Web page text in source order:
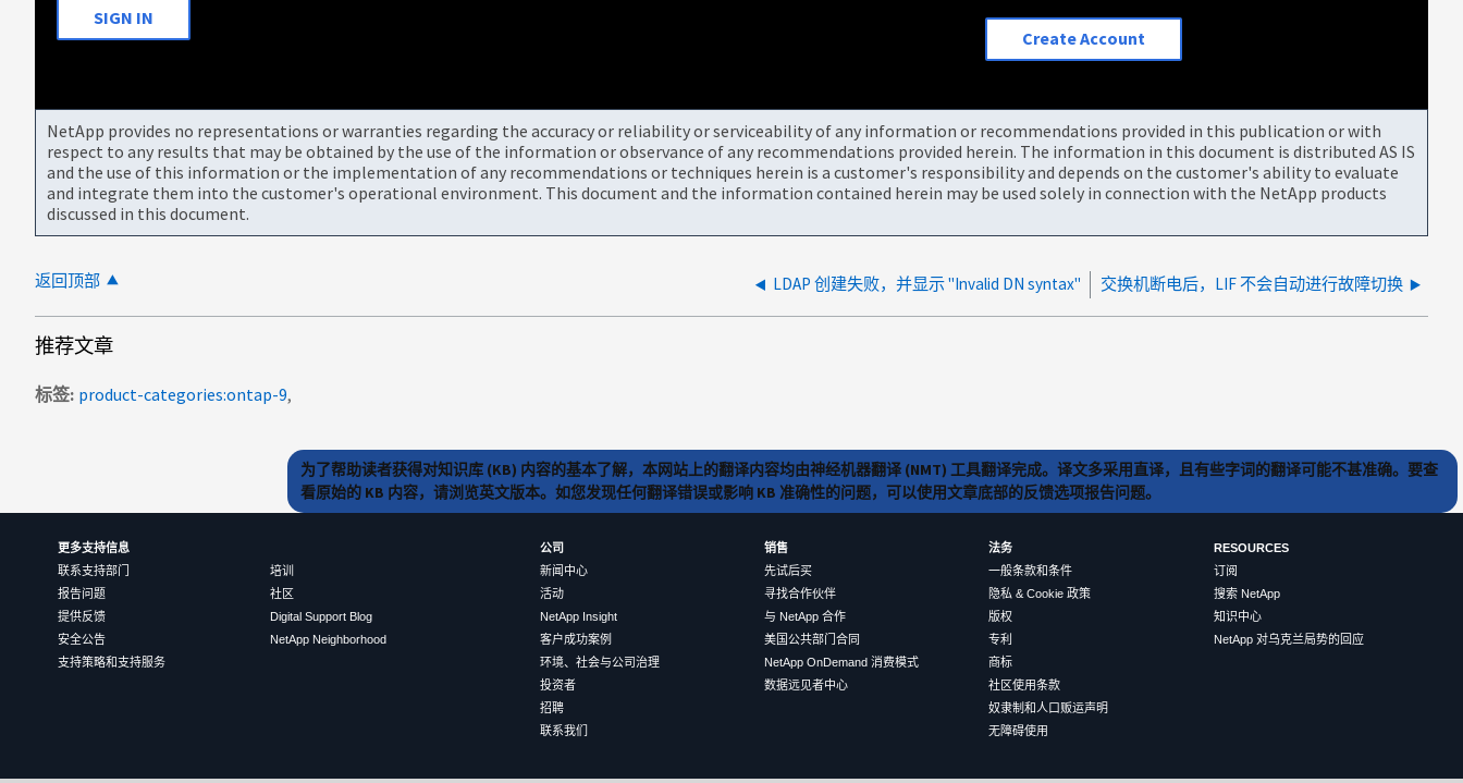
SIGN IN
Create Account
NetApp provides no representations or warranties regarding the accuracy or reliability or serviceability of any information or recommendations provided in this publication or with
respect to any results that may be obtained by the use of the information or observance of any recommendations provided herein. The information in this document is distributed AS IS
and the use of this information or the implementation of any recommendations or techniques herein is a customer's responsibility and depends on the customer's ability to evaluate
and integrate them into the customer's operational environment. This document and the information contained herein may be used solely in connection with the NetApp products
discussed in this document.
返回顶部 LDAP 创建失败，并显示 "Invalid DN syntax" 交换机断电后，LIF 不会自动进行故障切换
推荐文章
标签 product-categories:ontap-9
为了帮助读者获得对知识库 (KB) 内容的基本了解，本网站上的翻译内容均由神经机器翻译 (NMT) 工具翻译完成。译文多采用直译，且有些字词的翻译可能不甚准确。要查
看原始的 KB 内容，请浏览英文版本。如您发现任何翻译错误或影响 KB 准确性的问题，可以使用文章底部的反馈选项报告问题。
更多支持信息
联系支持部门
报告问题
提供反馈
安全公告
支持策略和支持服务
培训
社区
Digital Support Blog
NetApp Neighborhood
公司
新闻中心
活动
NetApp Insight
客户成功案例
环境、社会与公司治理
投资者
招聘
联系我们
销售
先试后买
寻找合作伙伴
与 NetApp 合作
美国公共部门合同
NetApp OnDemand 消费模式
数据远见者中心
法务
一般条款和条件
隐私 & Cookie 政策
版权
专利
商标
社区使用条款
奴隶制和人口贩运声明
无障碍使用
RESOURCES
订阅
搜索 NetApp
知识中心
NetApp 对乌克兰局势的回应